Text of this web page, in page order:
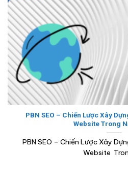
PBN SEO – Chiến Lược Xây
Website Trong
PBN SEO – Chiến Lược Xây
Website